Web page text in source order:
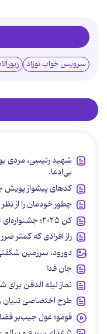
سرویس خواب نوزاد
شهید رئیسی، مردی
بی‌ادعا.
کدهای پیشواز پویش
چطور خودمان را از نظر ذهنی ۳۸ برابر
کن ۲۰۲۵؛ جشنواره‌ای علیه خانواده
راز افرادی که کمتر
دورود، سرزمین
جان فدا
نماز لیله الدفن
طرح اختصاصی تبیان
فومو؛ غول جیب‌بر